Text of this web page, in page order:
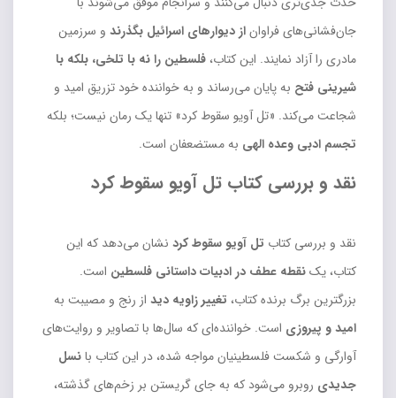
جان‌فشانی‌های فراواناز دیوارهای اسرائیل بگذرند و سرزمین
مادری را آزاد نمایند. این کتاب، فلسطین را نه با تلخی، بلکه با
شیرینی فتح به پایان می‌رساند و به خواننده خود تزریق امید و
شجاعت می‌کند. «تل آویو سقوط کرد» تنها یک رمان نیست؛ بلکه
تجسم ادبی وعده الهی به مستضعفان است.
نقد و بررسی کتاب تل آویو سقوط کرد
نقد و بررسی کتاب تل آویو سقوط کرد نشان می‌دهد که این
کتاب، یکنقطه عطف در ادبیات داستانی فلسطین است.
بزرگترین برگ برنده کتاب، تغییر زاویه دید از رنج و مصیبت به
امید و پیروزی است. خواننده‌ای که سال‌ها با تصاویر و روایت‌های
آوارگی و شکست فلسطینیان مواجه شده، در این کتاب بانسل
جدیدی روبرو می‌شود که به جای گریستن بر زخم‌های گذشته،